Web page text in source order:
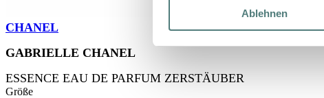
Ablehnen
CHANEL
GABRIELLE CHANEL
ESSENCE EAU DE PARFUM ZERSTÄUBER
Größe